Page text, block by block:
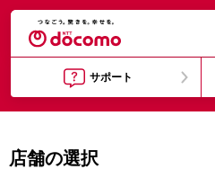
サポート
店舗の選択